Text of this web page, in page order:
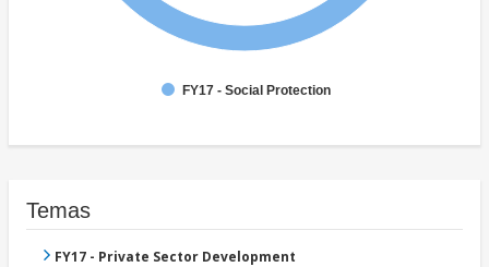
FY17 - Social Protection
Temas
FY17 - Private Sector Development